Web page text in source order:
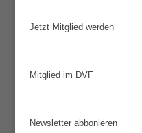
Jetzt Mitglied werden
Mitglied im DVF
Newsletter abbonieren